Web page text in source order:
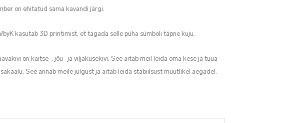
on ehitatud sama kavandi järgi.
kasutab 3D printimist, et tagada selle püha sümboli täpne kuju.
on kaitse-, jõu- ja viljakusekivi. See aitab meil leida oma kese ja tuua
See annab meile julgust ja aitab leida stabiilsust muutlikel aegadel.